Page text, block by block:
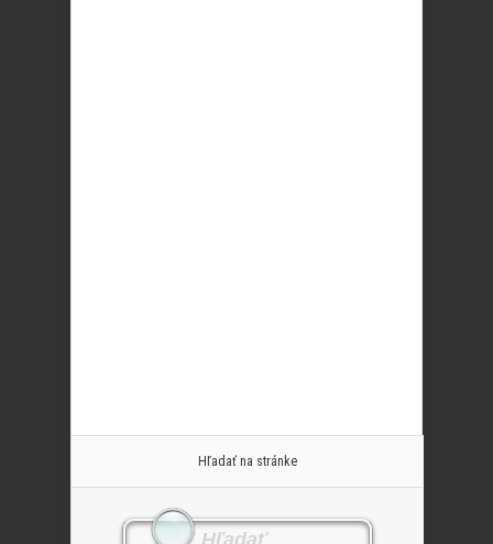
Hľadať na stránke